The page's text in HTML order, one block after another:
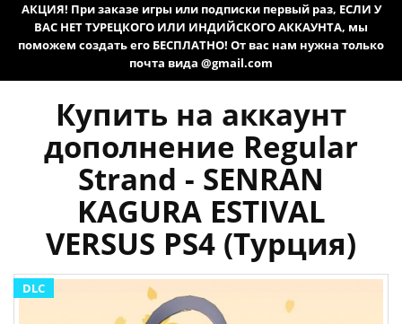
АКЦИЯ! При заказе игры или подписки первый раз, ЕСЛИ У
ВАС НЕТ ТУРЕЦКОГО ИЛИ ИНДИЙСКОГО АККАУНТА, мы
поможем создать его БЕСПЛАТНО! От вас нам нужна только
почта вида @gmail.com
Купить на аккаунт
дополнение Regular
Strand - SENRAN
KAGURA ESTIVAL
VERSUS PS4 (Турция)
DLC